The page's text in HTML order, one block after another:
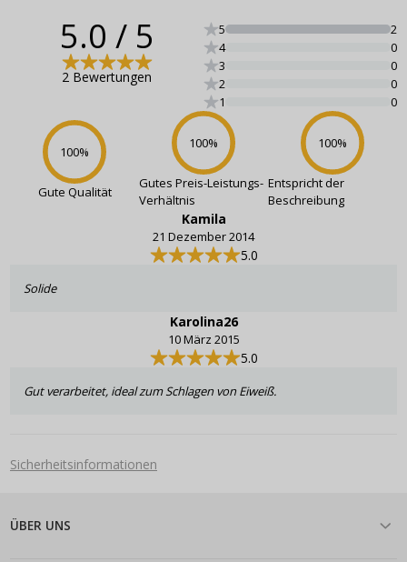
5.0 / 5
2 Bewertungen
5
2
4
0
3
0
2
0
1
0
100%
Gute Qualität
100%
Gutes Preis-Leistungs-
Verhältnis
100%
Entspricht der
Beschreibung
Kamila
21 Dezember 2014
5.0
Solide
Karolina26
10 März 2015
5.0
Gut verarbeitet, ideal zum Schlagen von Eiweiß.
Sicherheitsinformationen
ÜBER UNS